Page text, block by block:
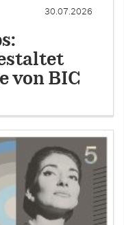
30.07.2026
von BIC